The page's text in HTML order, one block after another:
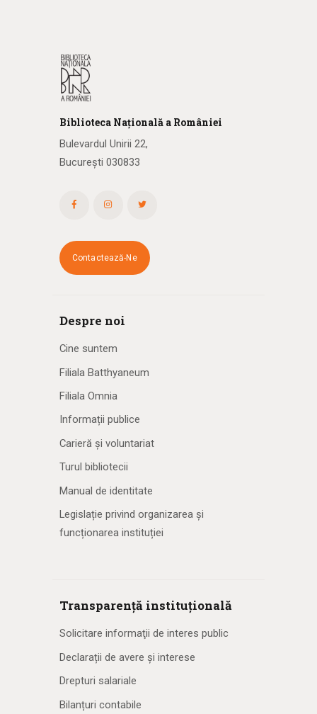
Biblioteca Națională a României
Bulevardul Unirii 22,
București 030833
Contactează-Ne
Despre noi
Cine suntem
Filiala Batthyaneum
Filiala Omnia
Informații publice
Carieră și voluntariat
Turul bibliotecii
Manual de identitate
Legislație privind organizarea și
funcționarea instituției
Transparență instituțională
Solicitare informaţii de interes public
Declarații de avere și interese
Drepturi salariale
Bilanțuri contabile